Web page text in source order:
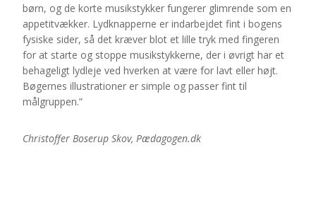
børn, og de korte musikstykker fungerer glimrende som en
appetitvækker. Lydknapperne er indarbejdet fint i bogens
fysiske sider, så det kræver blot et lille tryk med fingeren
for at starte og stoppe musikstykkerne, der i øvrigt har et
behageligt lydleje ved hverken at være for lavt eller højt.
Bøgernes illustrationer er simple og passer fint til
målgruppen.”
Christoffer Boserup Skov, Pædagogen.dk